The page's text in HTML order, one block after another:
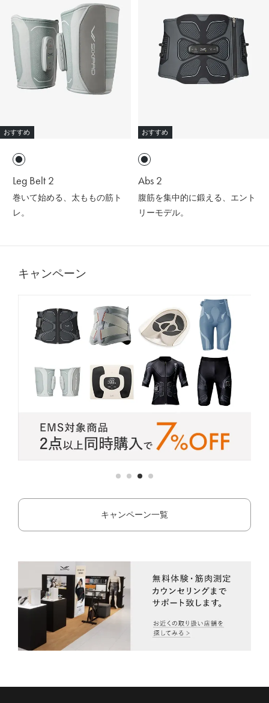
おすすめ
Leg Belt 2
巻いて始める、太ももの筋ト
レ。
おすすめ
Abs 2
腹筋を集中的に鍛える、エント
リーモデル。
キャンペーン
キャンペーン一覧